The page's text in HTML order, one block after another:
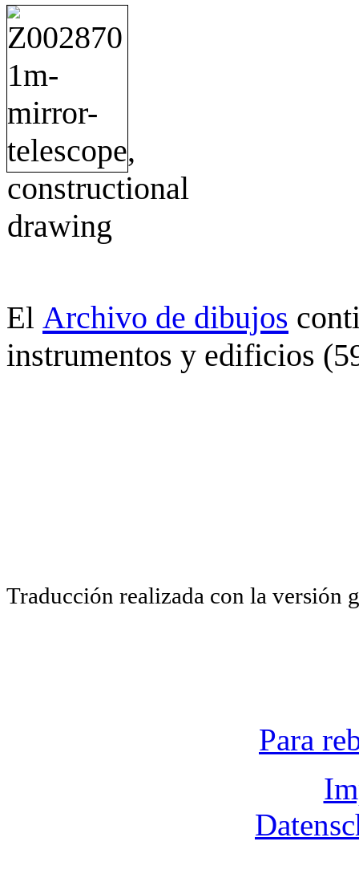
El Archivo de dibujos
instrumentos y edificios
Traducción realizada con la versión
Para